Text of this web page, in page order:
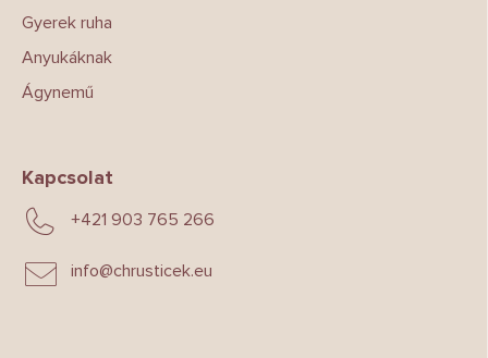
Gyerek ruha
Anyukáknak
Ágynemű
Kapcsolat
info@chrusticek.eu
+421 903 765 266